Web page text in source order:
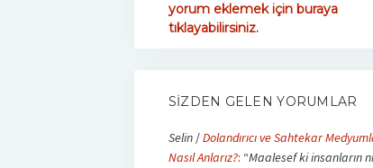
yorum eklemek için buraya
tıklayabilirsiniz.
SIZDEN GELEN YORUMLAR
Selin/Dolandırıcı ve Sahtekar
Nasıl Anlarız?: “Maalesef ki insanların